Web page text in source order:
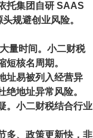
托集团自研 SAAS
规避创业风险。
量时间。小二财税
短核名周期。
址易被列入经营异
绝地址异常风险。
。小二财税结合行业
多、政策更新快，非